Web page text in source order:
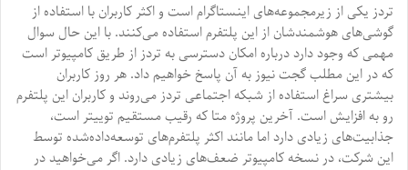
تردز یکی از زیرمجموعه‌های اینستاگرام است و اکثر کاربران با استفاده از
گوشی‌های هوشمندشان از این پلتفرم استفاده می‌کنند. با این حال سوال
مهمی که وجود دارد درباره امکان دسترسی به تردز از طریق کامپیوتر است
که در این مطلب گجت نیوز به آن پاسخ خواهیم داد. هر روز کاربران
بیشتری سراغ استفاده از شبکه اجتماعی تردز می‌روند و کاربران این پلتفرم
رو به افزایش است. آخرین پروژه متا که رقیب مستقیم توییتر است،
جذابیت‌های زیادی دارد اما مانند اکثر پلتفرم‌های توسعه‌داده‌شده توسط
این شرکت، در نسخه کامپیوتر ضعف‌‌های زیادی دارد. اگر می‌خواهید در